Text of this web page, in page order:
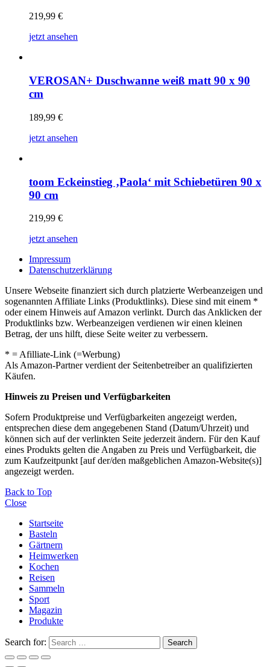
219,99 €
jetzt ansehen
VEROSAN+ Duschwanne weiß matt 90 x 90
cm
189,99 €
jetzt ansehen
toom Eckeinstieg ‚Paola‘ mit Schiebetüren 90 x
90 cm
219,99 €
jetzt ansehen
Impressum
Datenschutzerklärung
Unsere Webseite finanziert sich durch platzierte Werbeanzeigen und
sogenannten Affiliate Links (Produktlinks). Diese sind mit einem *
oder einem Hinweis auf Amazon verlinkt. Durch das Anklicken der
Produktlinks bzw. Werbeanzeigen verdienen wir einen kleinen
Betrag, der uns hilft, diese Seite weiter zu verbessern.
* = Afilliate-Link (=Werbung)
Als Amazon-Partner verdient der Seitenbetreiber an qualifizierten
Käufen.
Hinweis zu Preisen und Verfügbarkeiten
Sofern Produktpreise und Verfügbarkeiten angezeigt werden,
entsprechen diese dem angegebenen Stand (Datum/Uhrzeit) und
können sich auf der verlinkten Seite jederzeit ändern. Für den Kauf
eines Produkts gelten die Angaben zu Preis und Verfügbarkeit, die
zum Kaufzeitpunkt [auf der/den maßgeblichen Amazon-Website(s)]
angezeigt werden.
Back to Top
Close
Startseite
Basteln
Gärtnern
Heimwerken
Kochen
Reisen
Sammeln
Sport
Magazin
Produkte
Search for: Search